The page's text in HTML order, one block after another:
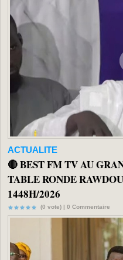
ACTUALITE
🔴 BEST FM TV AU
TABLE RONDE
1448H/2026
(0 vote) | 0 Commentaire